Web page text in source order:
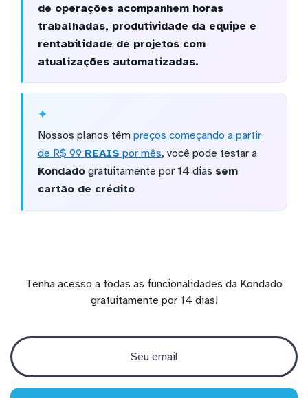
de operações acompanhem horas
trabalhadas, produtividade da equipe e
rentabilidade de projetos com
atualizações automatizadas.
Nossos planos têm preços começando a partir
de R$ 99 REAIS por mês, você pode testar a
Kondadogratuitamente por 14 dias sem
cartão de crédito
Tenha acesso a todas as funcionalidades da Kondado
gratuitamente por 14 dias!